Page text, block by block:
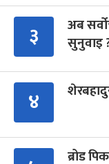
३
अब
सुनुवाइ
४
ब्रोड